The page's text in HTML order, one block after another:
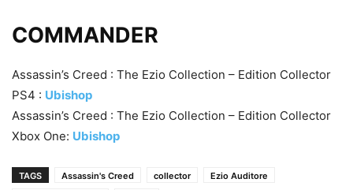
COMMANDER
Assassin’s Creed : The Ezio Collection – Edition Collector
PS4 : Ubishop
Assassin’s Creed : The Ezio Collection – Edition Collector
Xbox One: Ubishop
TAGS Assassin's Creed collector
Ezio Auditore